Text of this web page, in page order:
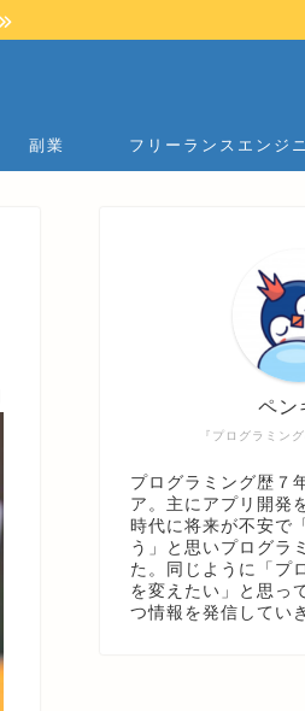
副業 フリーランスエンジ
『プログラミン
ペン
プログラミング歴７
ア。主にアプリ開発
時代に将来が不安で
う」と思いプログラ
た。同じように「プ
を変えたい」と思っ
つ情報を発信してい